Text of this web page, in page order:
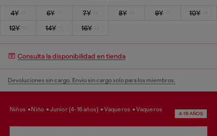
4Y 6Y 7Y 8Y 9Y
10Y
12Y
14Y 16Y
Consulta la disponibilidad en tienda
Devoluciones sin cargo. Envío sin cargo solo para los miembros.
niños niño junior (4-16 años) vaqueros vaqueros
4-16 AÑOS